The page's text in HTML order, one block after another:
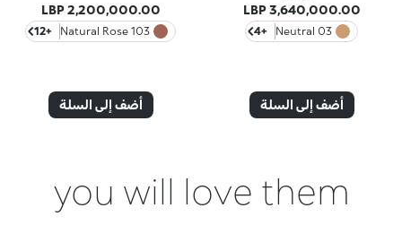
3,640,000.00 LBP
03 Neutral
+4
أضف إلى السلة
2,200,000.00 LBP
103 Natural Rose
+12
أضف إلى السلة
you will love them